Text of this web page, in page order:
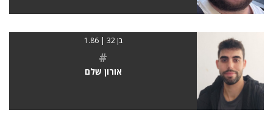
בן 32 | 1.86
#
אורון שלם